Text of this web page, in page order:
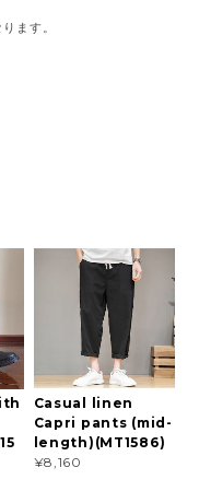
ます。
Casual linen
Capri pants (mid-
length)(MT1586)
¥8,160